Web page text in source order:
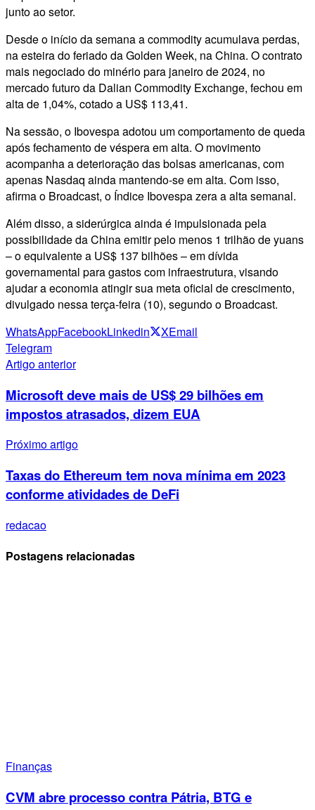
junto ao setor.
Desde o início da semana a commodity acumulava perdas,
na esteira do feriado da Golden Week, na China. O contrato
mais negociado do minério para janeiro de 2024, no
mercado futuro da Dalian Commodity Exchange, fechou em
alta de 1,04%, cotado a US$ 113,41.
Na sessão, o Ibovespa adotou um comportamento de queda
após fechamento de véspera em alta. O movimento
acompanha a deterioração das bolsas americanas, com
apenas Nasdaq ainda mantendo-se em alta. Com isso,
afirma o Broadcast, o Índice Ibovespa zera a alta semanal.
Além disso, a siderúrgica ainda é impulsionada pela
possibilidade da China emitir pelo menos 1 trilhão de yuans
– o equivalente a US$ 137 bilhões – em dívida
governamental para gastos com infraestrutura, visando
ajudar a economia atingir sua meta oficial de crescimento,
divulgado nessa terça-feira (10), segundo o Broadcast.
WhatsAppFacebookLinkedin XEmail
Telegram
Artigo anterior
Microsoft deve mais de US$ 29 bilhões em
impostos atrasados, dizem EUA
Próximo artigo
Taxas do Ethereum tem nova mínima em 2023
conforme atividades de DeFi
redacao
Postagens relacionadas
Finanças
CVM abre processo contra Pátria, BTG e